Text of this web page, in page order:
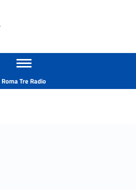
Apri il menu secondario
Roma Tre Radio